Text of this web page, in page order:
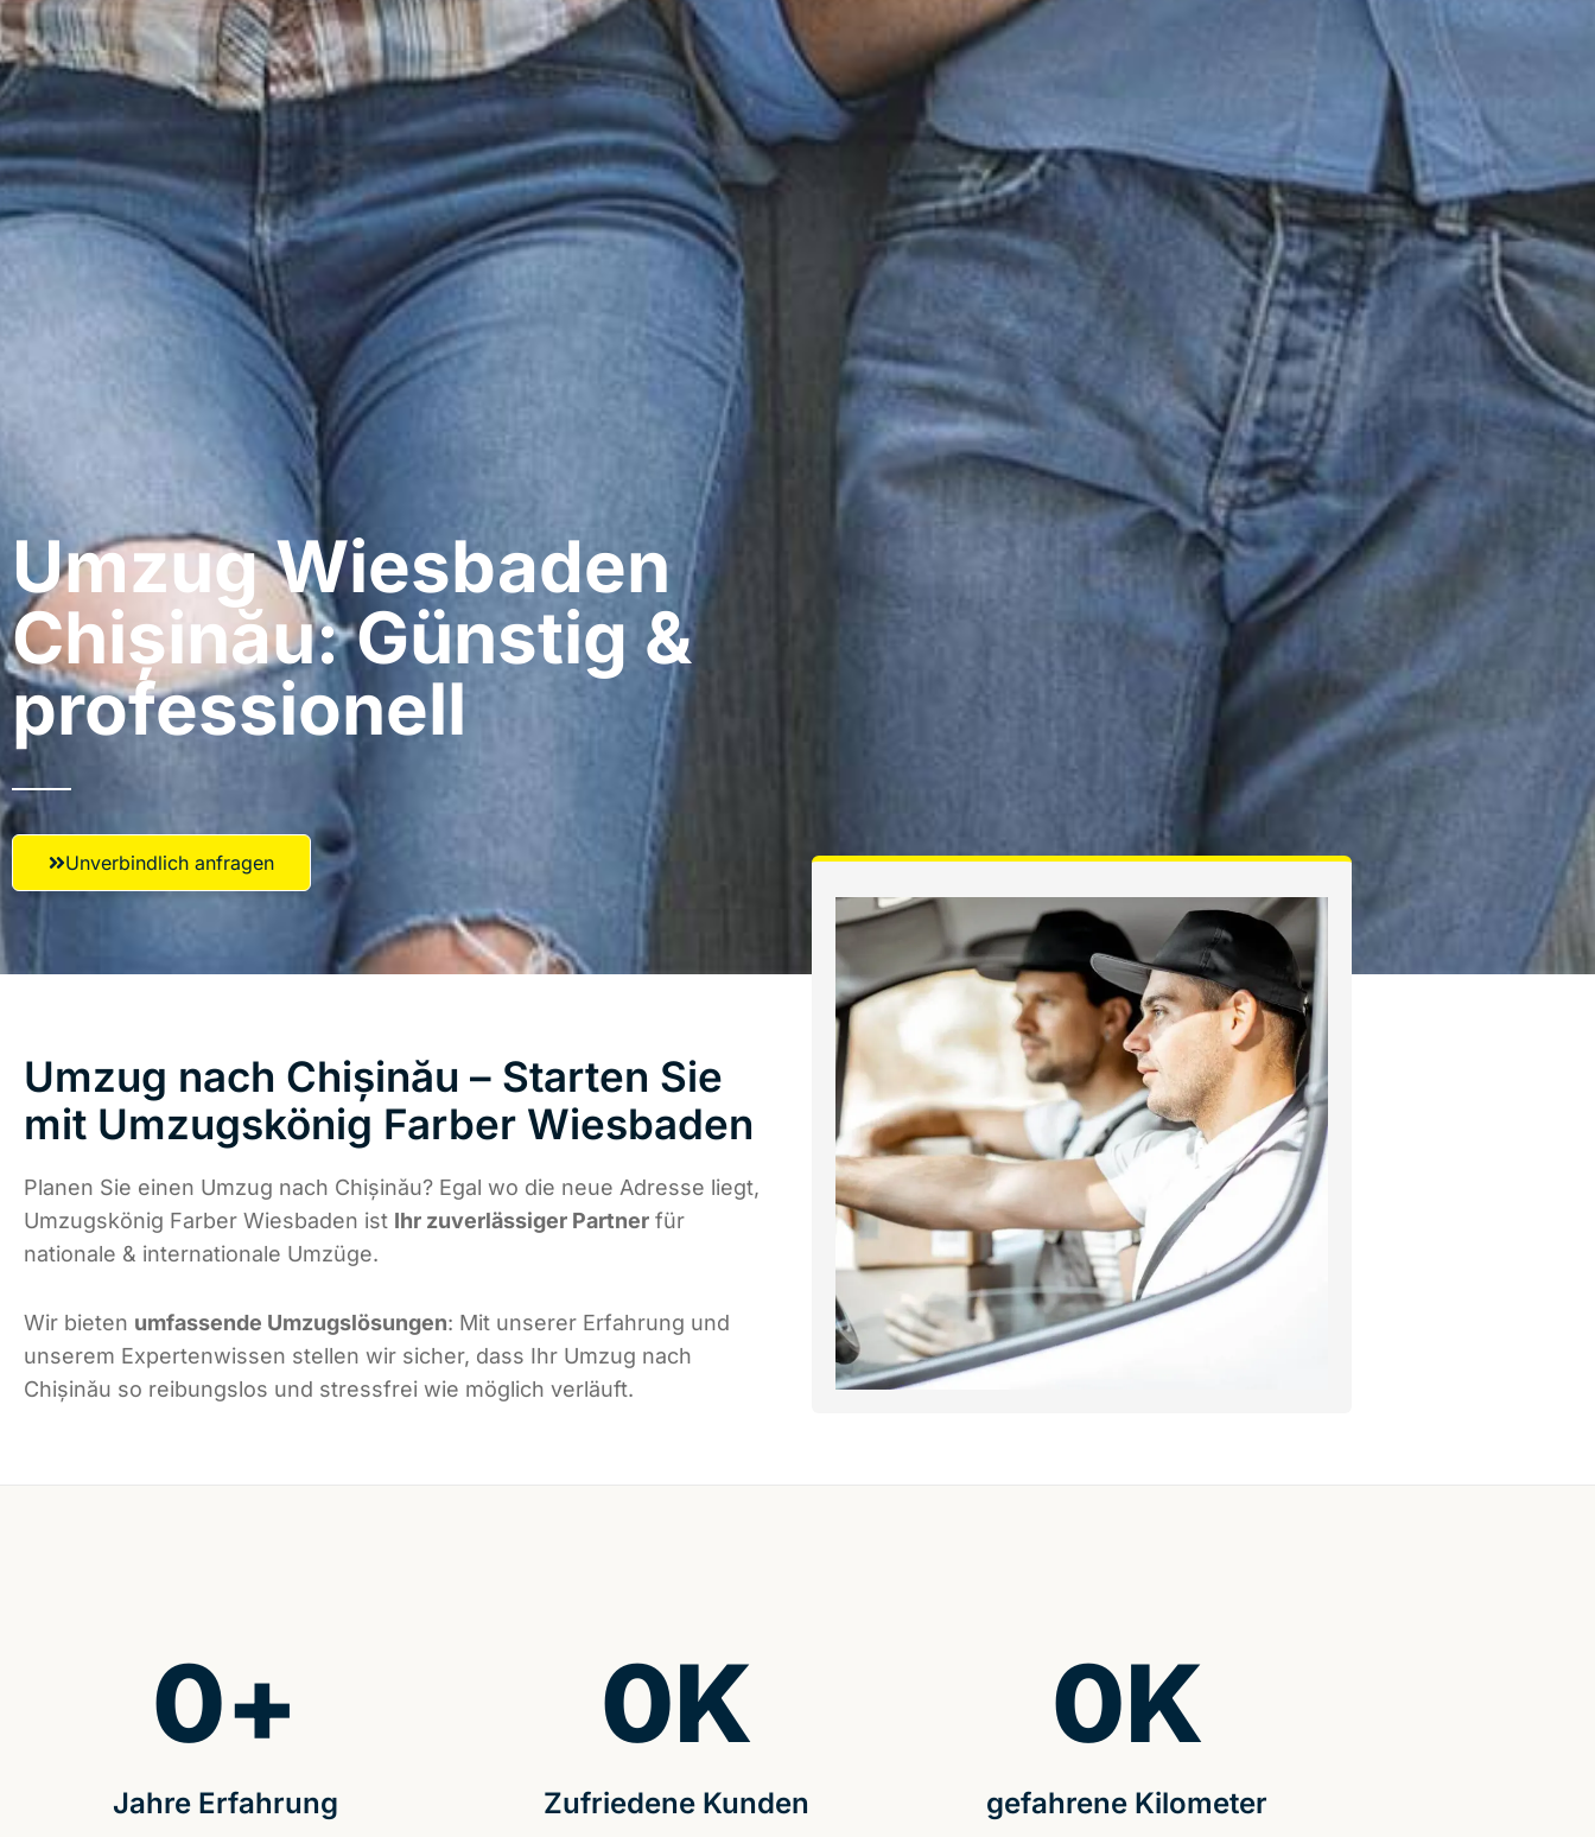
Umzug Wiesbaden​
Chișinău: Günstig &
professionell​
Unverbindlich anfragen
Umzug nach Chișinău – Starten Sie
mit Umzugskönig Farber Wiesbaden
Planen Sie einen Umzug nach Chișinău? Egal wo die neue Adresse liegt,
Umzugskönig Farber Wiesbaden ist Ihr zuverlässiger Partner für
nationale & internationale Umzüge.
Wir bieten umfassende Umzugslösungen: Mit unserer Erfahrung und
unserem Expertenwissen stellen wir sicher, dass Ihr Umzug nach
Chișinău so reibungslos und stressfrei wie möglich verläuft.
Jahre Erfahrung
0+
Zufriedene Kunden
0K
gefahrene Kilometer
0K